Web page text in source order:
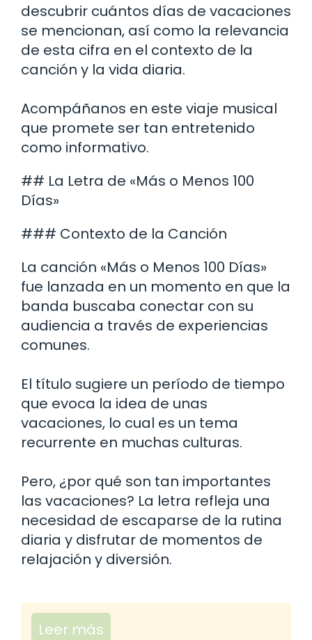
descubrir cuántos días de vacaciones
se mencionan, así como la relevancia
de esta cifra en el contexto de la
canción y la vida diaria.
Acompáñanos en este viaje musical
que promete ser tan entretenido
como informativo.
## La Letra de «Más o Menos 100
Días»
### Contexto de la Canción
La canción «Más o Menos 100 Días»
fue lanzada en un momento en que la
banda buscaba conectar con su
audiencia a través de experiencias
comunes.
El título sugiere un período de tiempo
que evoca la idea de unas
vacaciones, lo cual es un tema
recurrente en muchas culturas.
Pero, ¿por qué son tan importantes
las vacaciones? La letra refleja una
necesidad de escaparse de la rutina
diaria y disfrutar de momentos de
relajación y diversión.
Leer más